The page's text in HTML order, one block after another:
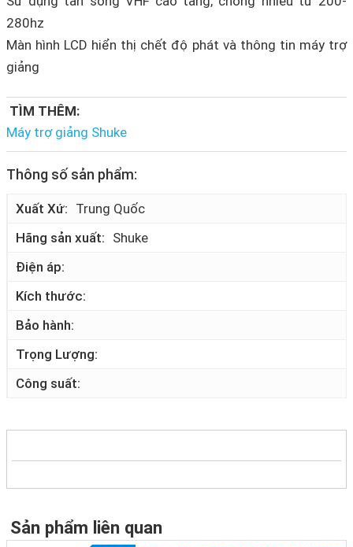
280hz
Màn hình LCD hiển thị chết độ phát và thông tin máy trợ
giảng
TÌM THÊM:
Máy trợ giảng Shuke
Thông số sản phẩm:
Xuất Xứ
Trung Quốc
Hãng sản xuất
Shuke
Điện áp
Kích thước
Bảo hành
Trọng Lượng
Công suất
Sản phẩm liên quan